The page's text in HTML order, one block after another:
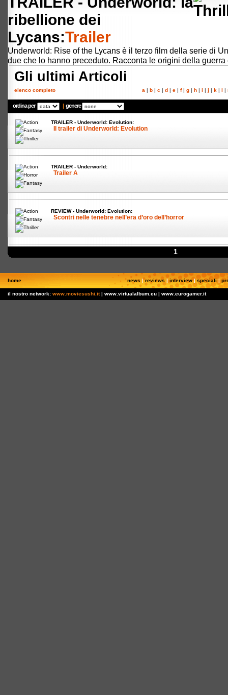
ribellione dei
Lycans:Trailer
Underworld: Rise of the Lycans è il terzo film della serie di
due che lo hanno preceduto. Racconta le origini della guerra
Gli ultimi Articoli
a | b | c | d | e | f| g | h | i | j | k | l |
elenco completo
ordina per genere
TRAILER - Underworld: Evolution:
Il trailer di Underworld: Evolution
TRAILER - Underworld:
Trailer A
REVIEW - Underworld: Evolution:
Scontri nelle tenebre nell’era d’oro dell’horror
1
home news |reviews |interview|speciali|
il nostro network: www.moviesushi.it| www.virtualalbum.eu | www.eurogamer.it